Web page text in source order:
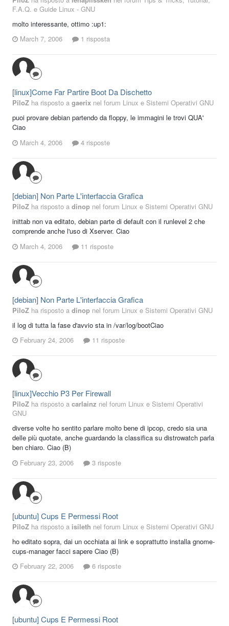
F.A.Q. e Guide Linux - GNU
molto interessante, ottimo :up1:
March 7, 2006
1 risposta
[linux]Come Far Partire Boot Da Dischetto
PiloZ ha risposto a gaerix nel forum Linux e Sistemi Operativi GNU
puoi provare debian partendo da floppy, le immagini le trovi QUA'
Ciao
March 4, 2006
4 risposte
[debian] Non Parte L'interfaccia Grafica
PiloZ ha risposto a dinop nel forum Linux e Sistemi Operativi GNU
inittab non va editato, debian parte di default con il runlevel 2 che
comprende anche l'uso di Xserver. Ciao
March 4, 2006
11 risposte
[debian] Non Parte L'interfaccia Grafica
PiloZ ha risposto a dinop nel forum Linux e Sistemi Operativi GNU
il log di tutta la fase d'avvio sta in /var/log/bootCiao
February 24, 2006
11 risposte
[linux]Vecchio P3 Per Firewall
PiloZ ha risposto a carlainz nel forum Linux e Sistemi Operativi
GNU
diverse volte ho sentito parlare molto bene di ipcop, credo sia una
delle più quotate, anche guardando la classifica su distrowatch parla
ben chiaro. Ciao (B)
February 23, 2006
3 risposte
[ubuntu] Cups E Permessi Root
PiloZ ha risposto a isileth nel forum Linux e Sistemi Operativi GNU
ho editato sopra, dai un occhiata ai link e soprattutto installa gnome-
cups-manager facci sapere Ciao (B)
February 22, 2006
6 risposte
[ubuntu] Cups E Permessi Root